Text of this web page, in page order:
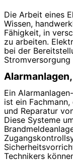
Die Arbeit eines
Wissen,
Fähigkeit, in
zu arbeiten.
bei der
Stromversorgung
Ein
ist ein
und Reparatur
Diese Systeme
Technikers